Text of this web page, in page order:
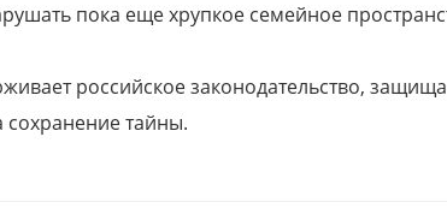
пока еще хрупкое семейное
российское законодательство,
сохранение тайны.